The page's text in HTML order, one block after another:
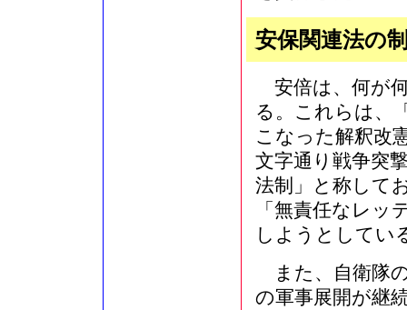
安保関連法の
安倍は、何が
る。これらは、
こなった解釈改
文字通り戦争突
法制」と称して
「無責任なレッ
しようとしてい
また、自衛隊
の軍事展開が継